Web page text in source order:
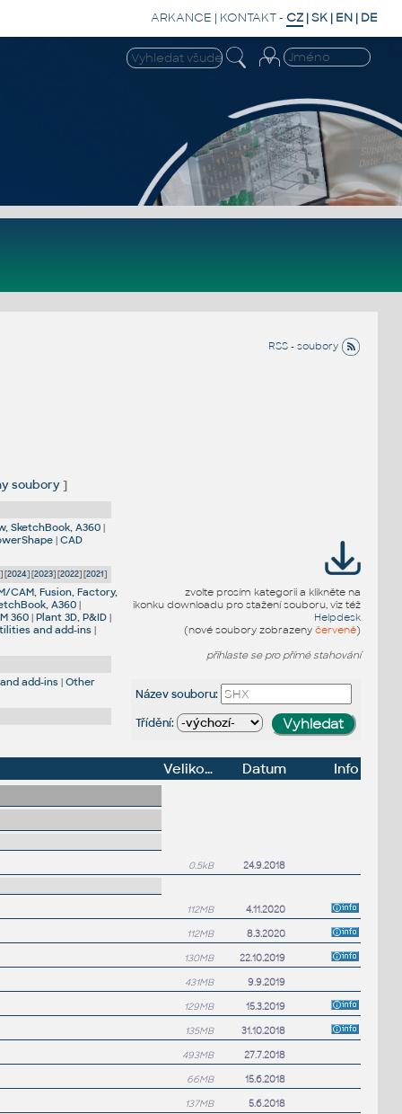
ARKANCE | KONTAKT- CZ |SK | EN | DE
RSS - soubory
soubory]
SketchBook, A360 |
|CAD
] [2024] [2023] [2022] [2021]
CAM, Fusion, Factory,
A360 |
360 |Plant 3D, P&ID |
and add-ins |
add-ins |Other
zvolte prosím kategorii a klikněte na
ikonku downloadu pro stažení souboru, viz též
Helpdesk
(nové soubory zobrazenyčerveně)
přihlaste se pro přímé stahování
Název souboru:
Třídění:
Velikost Datum
Info
0.5kB 24.9.2018
112MB 4.11.2020
112MB 8.3.2020
130MB 22.10.2019
431MB 9.9.2019
129MB 15.3.2019
135MB 31.10.2018
493MB 27.7.2018
66MB 15.6.2018
137MB 5.6.2018